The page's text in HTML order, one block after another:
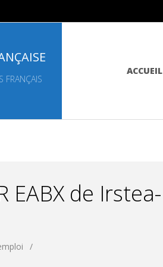
FRANÇAIS
ACCUEIL
EABX de Irstea-